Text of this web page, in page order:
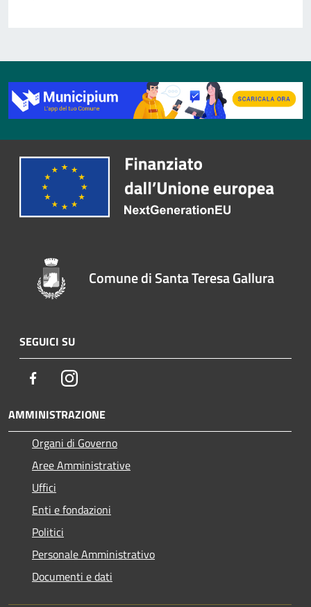
Comune di Santa Teresa Gallura
SEGUICI SU
FacebookInstagram
AMMINISTRAZIONE
Organi di Governo
Aree Amministrative
Uffici
Enti e fondazioni
Politici
Personale Amministrativo
Documenti e dati